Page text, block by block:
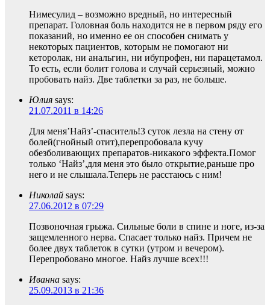
Нимесулид – возможно вредный, но интересный
препарат. Головная боль находится не в первом ряду его
показаний, но именно ее он способен снимать у
некоторых пациентов, которым не помогают ни
кеторолак, ни анальгин, ни ибупрофен, ни парацетамол.
То есть, если болит голова и случай серьезный, можно
пробовать найз. Две таблетки за раз, не больше.
Юлия says:
21.07.2011 в 14:26
Для меня’Найз’-спаситель!3 суток лезла на стену от
болей(гнойный отит),перепробовала кучу
обезболивающих препаратов-никакого эффекта.Помог
только ‘Найз’,для меня это было открытие,раньше про
него и не слышала.Теперь не расстаюсь с ним!
Николай says:
27.06.2012 в 07:29
Позвоночная грыжа. Сильные боли в спине и ноге, из-за
защемленного нерва. Спасает только найз. Причем не
более двух таблеток в сутки (утром и вечером).
Перепробовано многое. Найз лучше всех!!!
Иванна says:
25.09.2013 в 21:36